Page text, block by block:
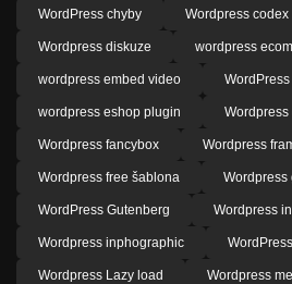
WordPress chyby Wordpress codex
Wordpress diskuze wordpress
wordpress embed video
wordpress eshop plugin
Wordpress fancybox Wordpress
Wordpress free šablona Wordpress
WordPress Gutenberg Wordpress
Wordpress inphographic
Wordpress Lazy load Wordpress